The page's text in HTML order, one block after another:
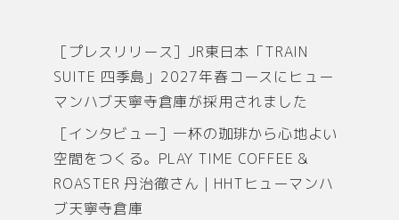
［プレスリリース］JR東日本「TRAIN
SUITE 四季島」2027年春コースにヒュー
マンハブ天寧寺倉庫が採用されました
［インタビュー］一杯の珈琲から心地よい
空間をつくる。PLAY TIME COFFEE &
ROASTER 丹治徹さん｜HHTヒューマンハ
ブ天寧寺倉庫